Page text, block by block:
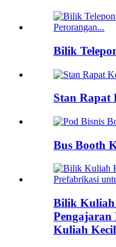
Bilik
Stan Rapat
Bus Booth
Bilik Kuliah
Kuliah Kecil